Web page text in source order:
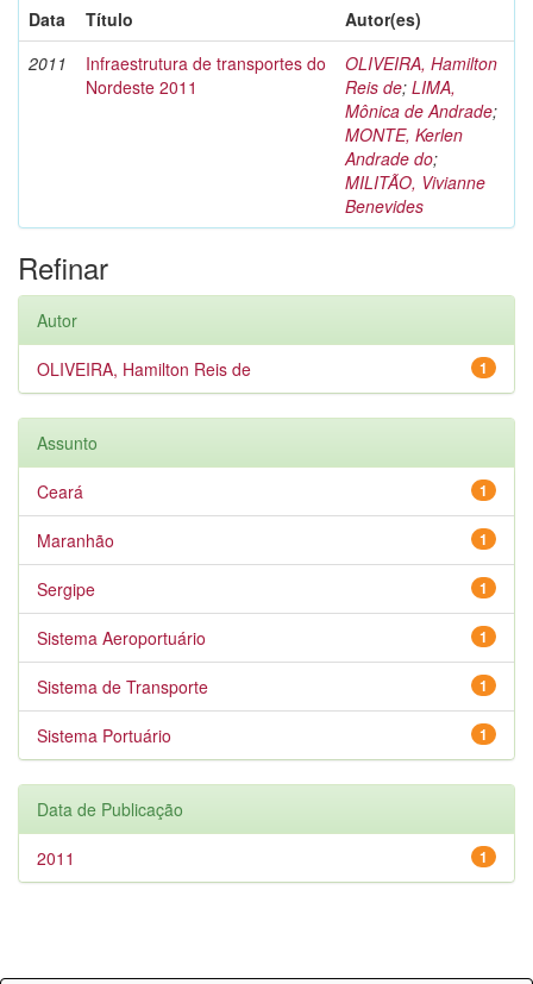
Data
Título
Autor(es)
2011
Infraestrutura de transportes do
Nordeste 2011
OLIVEIRA, Hamilton
Reis de; LIMA,
Mônica de Andrade;
MONTE, Kerlen
Andrade do;
MILITÃO, Vivianne
Benevides
Refinar
Autor
1
OLIVEIRA, Hamilton Reis de
Assunto
1
Ceará
1
Maranhão
1
Sergipe
1
Sistema Aeroportuário
1
Sistema de Transporte
1
Sistema Portuário
Data de Publicação
1
2011